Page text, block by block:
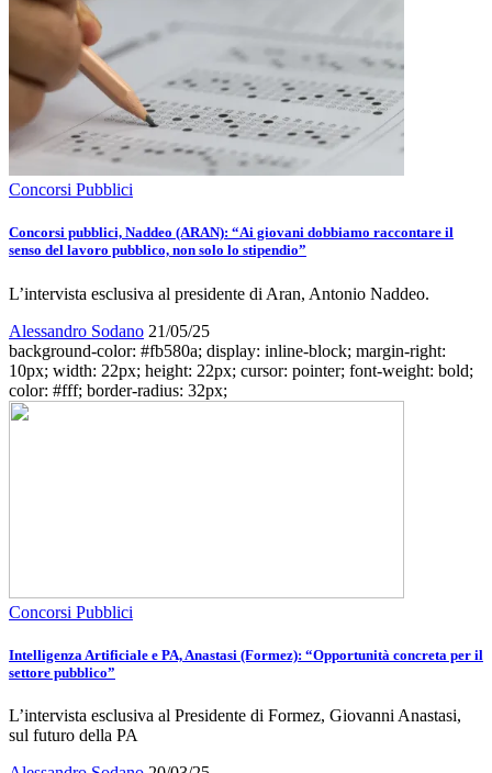
Concorsi Pubblici
Concorsi pubblici, Naddeo (ARAN): “Ai giovani dobbiamo raccontare il
senso del lavoro pubblico, non solo lo stipendio”
L’intervista esclusiva al presidente di Aran, Antonio Naddeo.
Alessandro Sodano 21/05/25
background-color: #fb580a; display: inline-block; margin-right:
10px; width: 22px; height: 22px; cursor: pointer; font-weight: bold;
color: #fff; border-radius: 32px;
Concorsi Pubblici
Intelligenza Artificiale e PA, Anastasi (Formez): “Opportunità concreta per il
settore pubblico”
L’intervista esclusiva al Presidente di Formez, Giovanni Anastasi,
sul futuro della PA